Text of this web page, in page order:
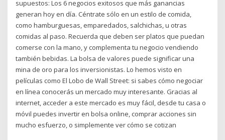
supuestos: Los 6 negocios exitosos que más ganancias
generan hoy en día. Céntrate sólo en un estilo de comida,
como hamburguesas, emparedados, salchichas, u otras
comidas al paso. Recuerda que deben ser platos que puedan
comerse con la mano, y complementa tu negocio vendiendo
también bebidas. La bolsa de valores puede significar una
mina de oro para los inversionistas. Lo hemos visto en
películas como El Lobo de Wall Street: si sabes cómo negociar
en línea conocerás un mercado muy interesante. Gracias al
internet, acceder a este mercado es muy fácil, desde tu casa o
móvil puedes invertir en bolsa online, comprar acciones sin
mucho esfuerzo, o simplemente ver cómo se cotizan